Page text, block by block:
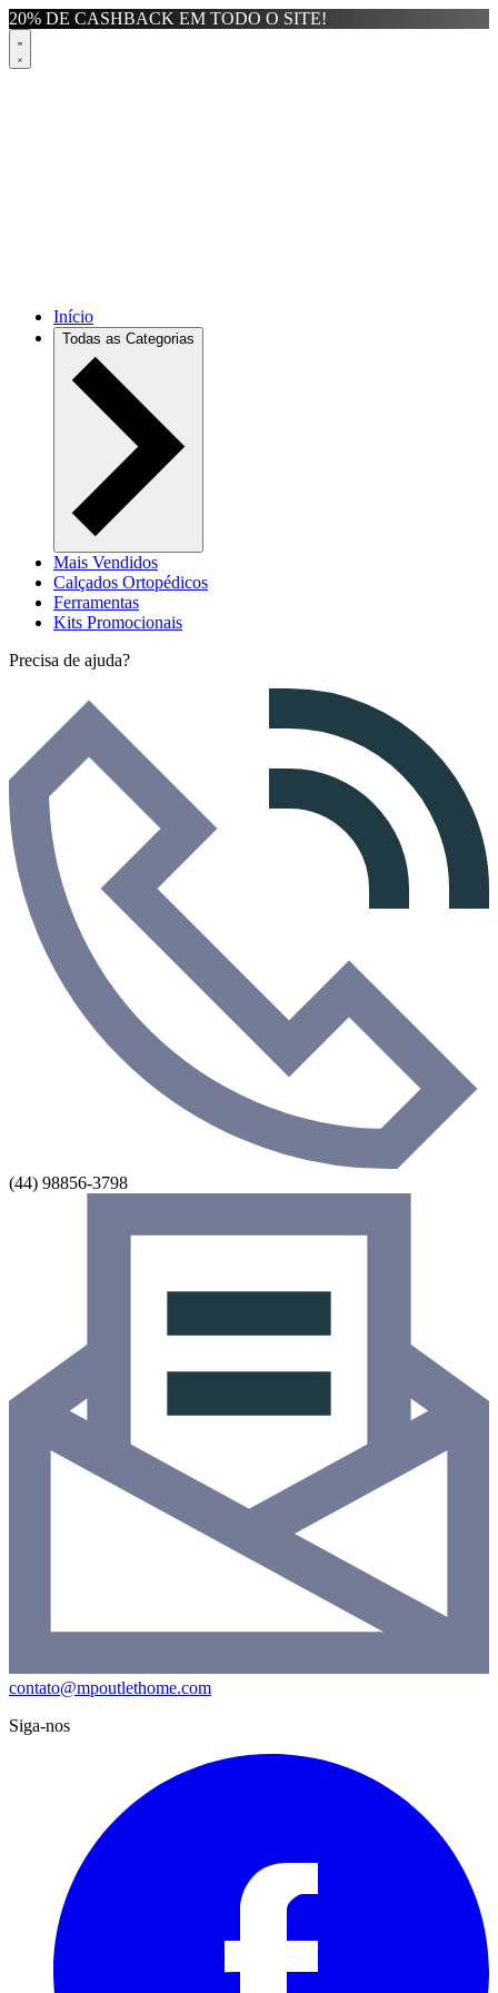
20% DE CASHBACK EM TODO O SITE!
Início
Todas as Categorias
Mais Vendidos
Calçados Ortopédicos
Ferramentas
Kits Promocionais
Precisa de ajuda?
(44) 98856-3798
contato@mpoutlethome.com
Siga-nos